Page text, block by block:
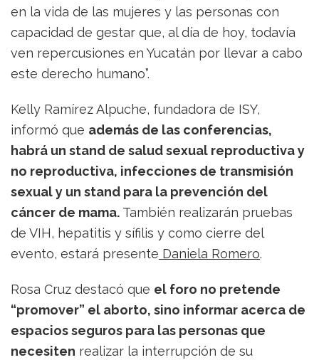
en la vida de las mujeres y las personas con
capacidad de gestar que, al día de hoy, todavía
ven repercusiones en Yucatán por llevar a cabo
este derecho humano”.
Kelly Ramírez Alpuche, fundadora de ISY,
informó que además de las conferencias,
habrá un stand de salud sexual reproductiva y
no reproductiva, infecciones de transmisión
sexual y un stand para la prevención del
cáncer de mama. También realizarán pruebas
de VIH, hepatitis y sífilis y como cierre del
evento, estará presente Daniela Romero.
Rosa Cruz destacó que el foro no pretende
“promover” el aborto, sino informar acerca de
espacios seguros para las personas que
necesiten realizar la interrupción de su